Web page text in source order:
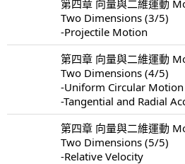
第四章 向量與二維運動
Two Dimensions (3/5)
-Projectile Motion
第四章 向量與二維運動
Two Dimensions (4/5)
-Uniform Circular Motion
-Tangential and Radial
第四章 向量與二維運動
Two Dimensions (5/5)
-Relative Velocity